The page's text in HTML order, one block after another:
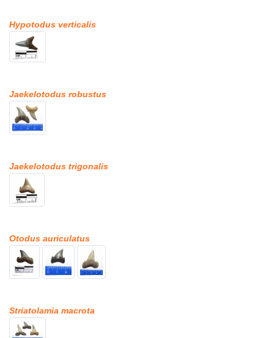
Hypotodus verticalis
Jaekelotodus robustus
Jaekelotodus trigonalis
Otodus auriculatus
Striatolamia macrota